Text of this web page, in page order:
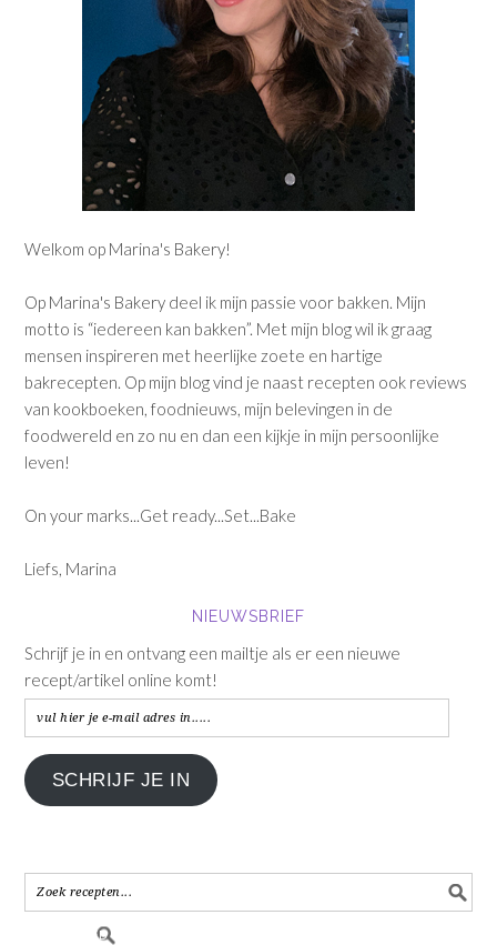
Welkom op Marina's Bakery!
Op Marina's Bakery deel ik mijn passie voor bakken. Mijn
motto is “iedereen kan bakken”. Met mijn blog wil ik graag
mensen inspireren met heerlijke zoete en hartige
bakrecepten. Op mijn blog vind je naast recepten ook reviews
van kookboeken, foodnieuws, mijn belevingen in de
foodwereld en zo nu en dan een kijkje in mijn persoonlijke
leven!
On your marks...Get ready...Set...Bake
Liefs, Marina
NIEUWSBRIEF
Schrijf je in en ontvang een mailtje als er een nieuwe
recept/artikel online komt!
vul
hier
je
e-
in.....
SCHRIJF JE IN